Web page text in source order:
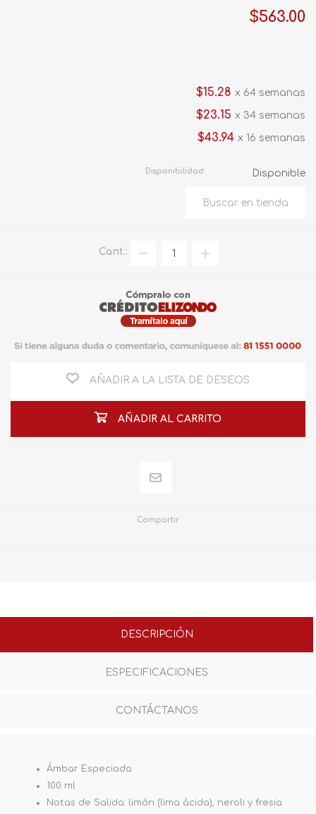
$563.00
$15.28 x 64 semanas
$23.15 x 34 semanas
$43.94 x 16 semanas
Disponibilidad: Disponible
Cant.:
AÑADIR A LA LISTA DE DESEOS
AÑADIR AL CARRITO
Compartir
DESCRIPCIÓN
ESPECIFICACIONES
CONTÁCTANOS
Ámbar Especiada
100 ml
Notas de Salida: limón (lima ácida), neroli y fresia